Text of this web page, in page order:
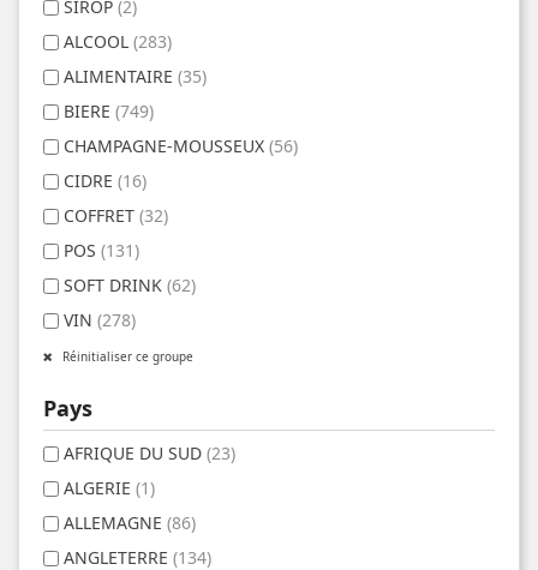
SIROP (2)
ALCOOL (283)
ALIMENTAIRE (35)
BIERE (749)
CHAMPAGNE-MOUSSEUX (56)
CIDRE (16)
COFFRET (32)
POS (131)
SOFT DRINK (62)
VIN (278)
Réinitialiser ce groupe
Pays
AFRIQUE DU SUD (23)
ALGERIE (1)
ALLEMAGNE (86)
ANGLETERRE (134)